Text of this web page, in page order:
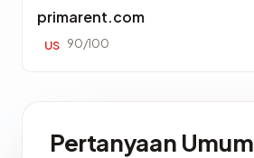
primarent.com
US 90/100
Pertanyaan Umum